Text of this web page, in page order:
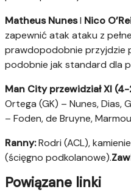
Matheus NunesI Nico
zapewnić atak ataku z
prawdopodobnie przyjdzie
podobnie jak standard dla
Man City przewidział XI
Ortega (GK) – Nunes, Dias,
– Foden, de Bruyne,
Ranny:Rodri (ACL),
(ścięgno podkolanowe).
Powiązane linki